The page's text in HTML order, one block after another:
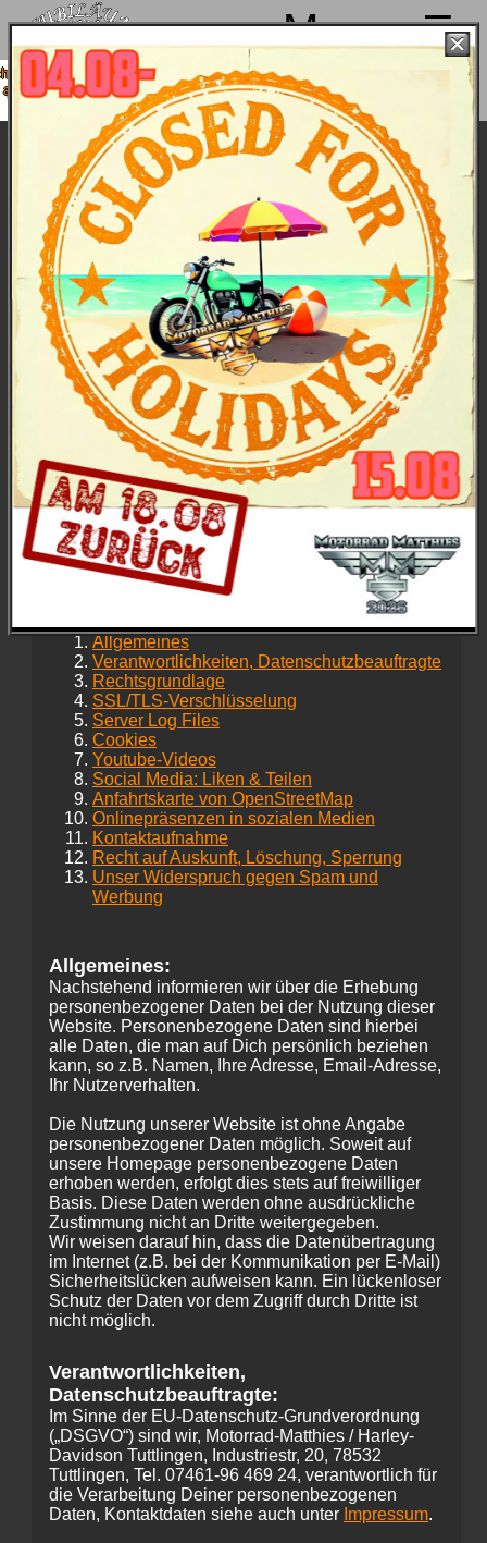
Menu
4. bis 15.08. Sommerpause
wieder mit voller Power für
Datenschutzerklärung
Das Wichtige in Kürze: Unser Ding sind die Bikes
von Harley-Davidson & nicht das Sammeln von
Daten. Hier ist unsereallgemeine
Datenschutzerklärung
als PDF. Im folgenden Text
geht's nur um unsere Homepage.
Wir verwenden keinerlei Analyse-Tools, die Eure
Daten speichern. Als Anfahrtskarte nutzen wir das
als datenschutzfreundlich bekannte
OpenStreetMap. „Like“- und „Teilen“-Buttons
sammeln keine Daten, sondern laufen über das
datenschutzkonforme Javascript „Shariff“. Auch
Youtube (Videos im erweiterten Datenschutzmodus
eingebettet) sammelt erst, wenn Ihr das Video
anseht. Und „Kekse“ (Cookie = kleiner Merker, der
auf Eurem Rechner gesetzt wird) nutzen wir nicht,
um Eure Daten zu sammeln, sondern servieren wir
Euch lieber bei Events bei uns in Nendingen (z.B.
beimBikerfrühstück) als im Internet.
Das war's schon im Wesentlichen, nun zu den
Allgemeines
Verantwortlichkeiten, Datenschutzbeauftragte
Rechtsgrundlage
SSL/TLS-Verschlüsselung
Server Log Files
Cookies
Youtube-Videos
Social Media: Liken & Teilen
Anfahrtskarte von OpenStreetMap
Onlinepräsenzen in sozialen Medien
Kontaktaufnahme
Recht auf Auskunft, Löschung, Sperrung
Unser Widerspruch gegen Spam und
Werbung
Allgemeines:
Nachstehend informieren wir über die Erhebung
personenbezogener Daten bei der Nutzung dieser
Website. Personenbezogene Daten sind hierbei
alle Daten, die man auf Dich persönlich beziehen
kann, so z.B. Namen, Ihre Adresse, Email-Adresse,
Ihr Nutzerverhalten.
Die Nutzung unserer Website ist ohne Angabe
personenbezogener Daten möglich. Soweit auf
unsere Homepage personenbezogene Daten
erhoben werden, erfolgt dies stets auf freiwilliger
Basis. Diese Daten werden ohne ausdrückliche
Zustimmung nicht an Dritte weitergegeben.
Wir weisen darauf hin, dass die Datenübertragung
im Internet (z.B. bei der Kommunikation per E-Mail)
Sicherheitslücken aufweisen kann. Ein lückenloser
Schutz der Daten vor dem Zugriff durch Dritte ist
nicht möglich.
Verantwortlichkeiten,
Datenschutzbeauftragte:
Im Sinne der EU-Datenschutz-Grundverordnung
(„DSGVO“) sind wir, Motorrad-Matthies / Harley-
Davidson Tuttlingen, Industriestr, 20, 78532
Tuttlingen, Tel. 07461-96 469 24, verantwortlich für
die Verarbeitung Deiner personenbezogenen
Daten, Kontaktdaten siehe auch unter Impressum.